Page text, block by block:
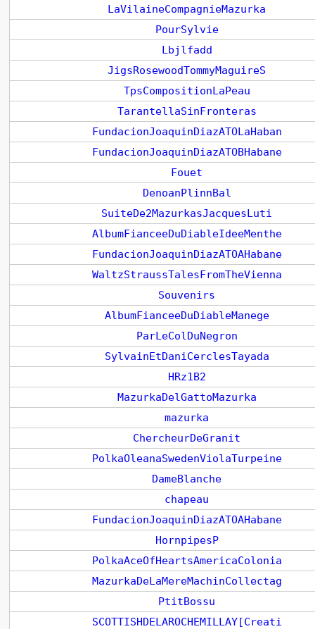
LaVilaineCompagnieMazurka
PourSylvie
Lbjlfadd
JigsRosewoodTommyMaguireS
TpsCompositionLaPeau
TarantellaSinFronteras
FundacionJoaquinDiazATOLaHaban
FundacionJoaquinDiazATOBHabane
Fouet
DenoanPlinnBal
SuiteDe2MazurkasJacquesLuti
AlbumFianceeDuDiableIdeeMenthe
FundacionJoaquinDiazATOAHabane
WaltzStraussTalesFromTheVienna
Souvenirs
AlbumFianceeDuDiableManege
ParLeColDuNegron
SylvainEtDaniCerclesTayada
HRz1B2
MazurkaDelGattoMazurka
mazurka
ChercheurDeGranit
PolkaOleanaSwedenViolaTurpeine
DameBlanche
chapeau
FundacionJoaquinDiazATOAHabane
HornpipesP
PolkaAceOfHeartsAmericaColonia
MazurkaDeLaMereMachinCollectag
PtitBossu
SCOTTISHDELAROCHEMILLAY[Creati